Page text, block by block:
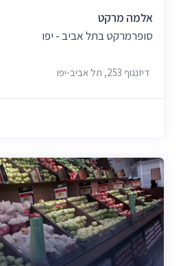
אלמה מרקט
סופרמרקט בתל אביב - יפו
דיזנגוף 253, תל אביב-יפו